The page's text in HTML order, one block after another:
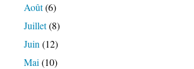
Août(6)
Juillet(8)
Juin (12)
Mai (10)